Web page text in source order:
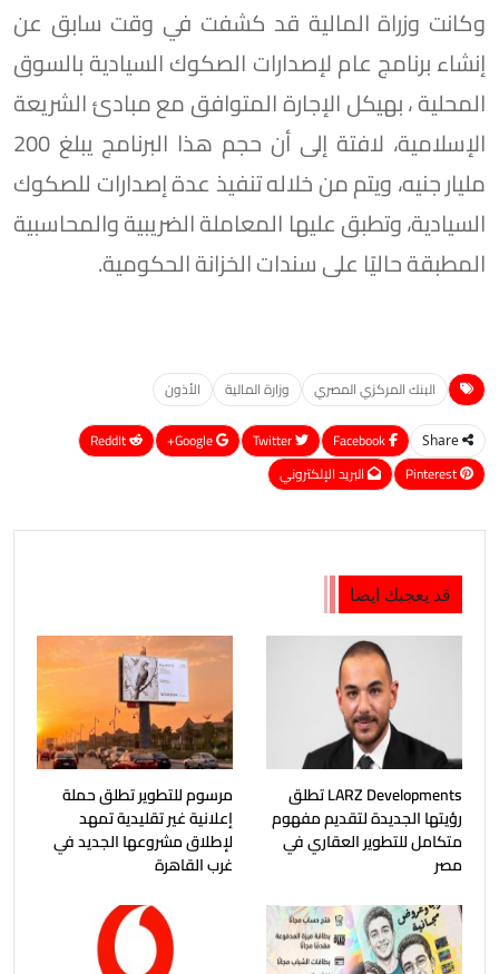
وكانت وزراة المالية قد كشفت في وقت سابق عن
إنشاء برنامج عام لإصدارات الصكوك السيادية بالسوق
المحلية ، بهيكل الإجارة المتوافق مع مبادئ الشريعة
الإسلامية، لافتة إلى أن حجم هذا البرنامج يبلغ 200
مليار جنيه، ويتم من خلاله تنفيذ عدة إصدارات للصكوك
السيادية، وتطبق عليها المعاملة الضريبية والمحاسبية
المطبقة حاليًا على سندات الخزانة الحكومية.
البنك المركزي المصري وزارة المالية الأذون
Share
Google+
ReddIt
Pinterest
البريد الإلكتروني
قد يعجبك ايضا
LARZ Developments تطلق
رؤيتها الجديدة لتقديم مفهوم
متكامل للتطوير العقاري في
مصر
مرسوم للتطوير تطلق حملة
إعلانية غير تقليدية تمهد
لإطلاق مشروعها الجديد في
غرب القاهرة